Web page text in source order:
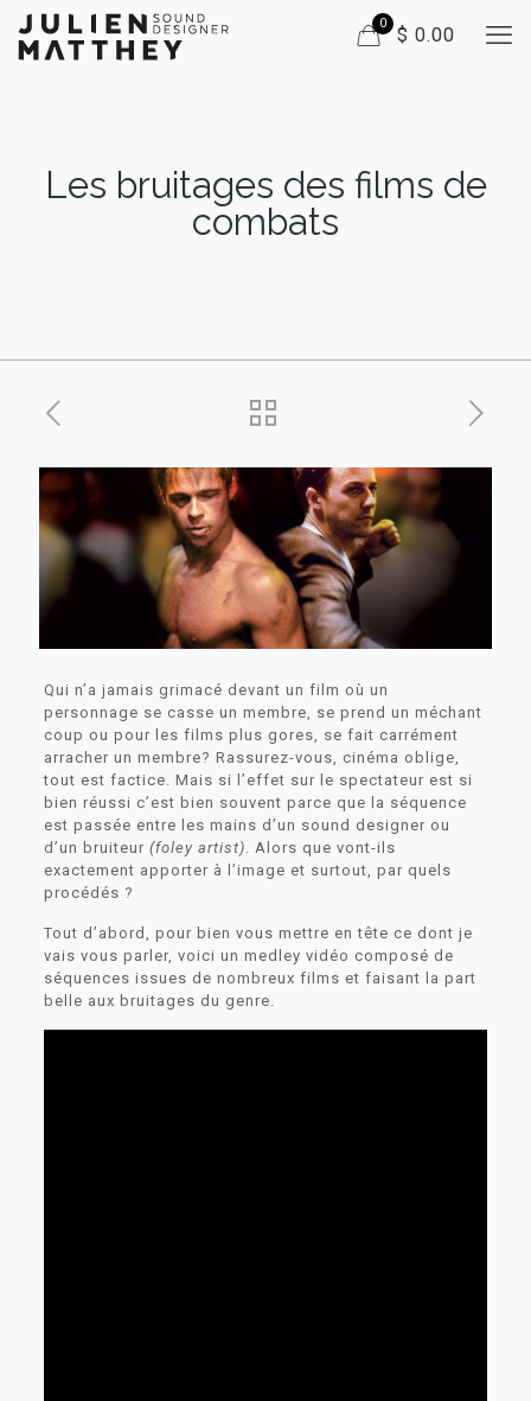
0
$ 0.00
Les bruitages des films de
combats
Qui n’a jamais grimacé devant un film où un
personnage se casse un membre, se prend un méchant
coup ou pour les films plus gores, se fait carrément
arracher un membre? Rassurez-vous, cinéma oblige,
tout est factice. Mais si l’effet sur le spectateur est si
bien réussi c’est bien souvent parce que la séquence
est passée entre les mains d’un sound designer ou
d’un bruiteur (foley artist) . Alors que vont-ils
exactement apporter à l’image et surtout, par quels
procédés ?
Tout d’abord, pour bien vous mettre en tête ce dont je
vais vous parler, voici un medley vidéo composé de
séquences issues de nombreux films et faisant la part
belle aux bruitages du genre.